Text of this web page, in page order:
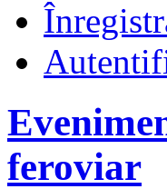
feroviar